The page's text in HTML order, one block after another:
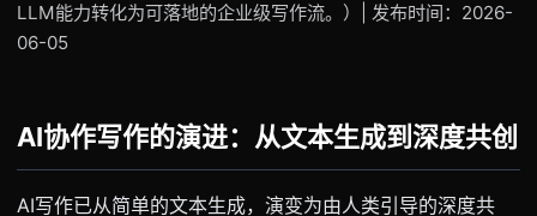
LLM能力转化为可落地的企业级写作流。）| 发布时间：2026-
06-05
AI协作写作的演进：从文本生成到深度共创
AI写作已从简单的文本生成，演变为由人类引导的深度共